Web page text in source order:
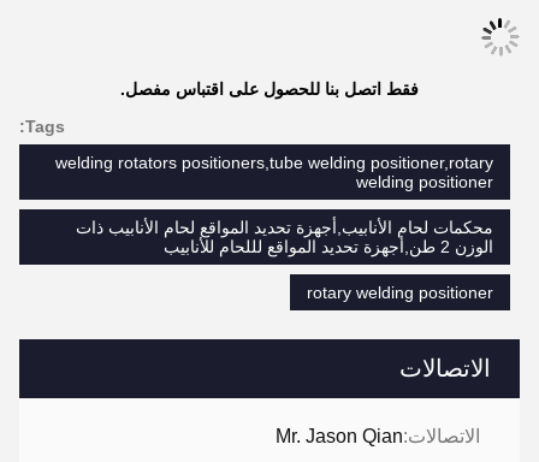
الاتصالات
الاتصالات:Mr. Jason Qian
فقط اتصل بنا للحصول على اقتباس مفصل.
Tags:
welding rotators positioners,tube welding positioner,rotary
welding positioner
محكمات لحام الأنابيب,أجهزة تحديد المواقع لحام الأنابيب ذات
الوزن 2 طن,أجهزة تحديد المواقع لللحام للأنابيب
rotary welding positioner